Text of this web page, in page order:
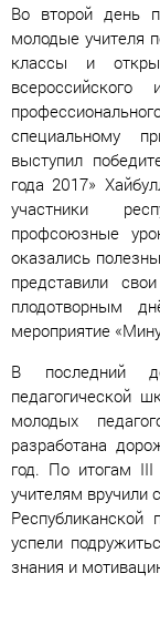
Во второй день
молодые учителя
классы и
всероссийского
специальному
выступил
года 2017»
участники
профсоюзные
оказались
представили
плодотворным
мероприятие
В последний
педагогической
молодых
разработана
год. По итогам III
учителям вручили
Республиканской
успели
знания и